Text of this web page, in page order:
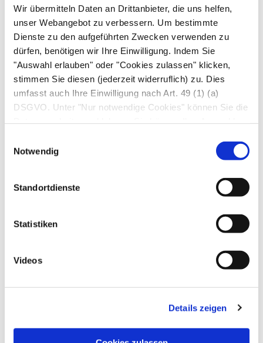
Wir übermitteln Daten an Drittanbieter, die uns helfen,
unser Webangebot zu verbessern. Um bestimmte
Dienste zu den aufgeführten Zwecken verwenden zu
dürfen, benötigen wir Ihre Einwilligung. Indem Sie
"Auswahl erlauben" oder "Cookies zulassen" klicken,
stimmen Sie diesen (jederzeit widerruflich) zu. Dies
umfasst auch Ihre Einwilligung nach Art. 49 (1) (a)
DSGVO. Unter "Nur notwendige Cookies" können Sie die
Notwendig
Standortdienste
Statistiken
Videos
Details zeigen
von der Leber produzierte Gallenflüssigkeit in
den Zwölffingerdarm fließt. Bis zur nächsten
Nahrungsaufnahme wird die Gallenflüssigkeit in
derGallenblasezwischengelagert und
eingedickt. Die birnenförmige Gallenblase liegt
an der Unterseite der Leber und ist durch einen
kleinen Seitengang, denGallenblasengang
(Ductus cysticus) mit dem Gallengang
verbunden. Der Gallengang verläuft in seinem
letzten Abschnitt durch die Bauchspeicheldrüse
und vereinigt sich hier bei vielen Menschen mit
demBauchspeicheldrüsengang
(Pankreasgang,
Pankreaspapille
(Papilla Vateri, Vater-Papille =
Zwölffingerdarm mündet.
Bauchspeicheldrüse
(Pankreas) besteht aus
demPankreaskopf im rechten Oberbauch, der in